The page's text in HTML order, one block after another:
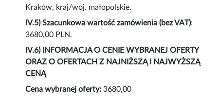
Kraków, kraj/woj. małopolskie.
IV.5) Szacunkowa wartość zamówienia (bez VAT):
3680,00 PLN.
IV.6) INFORMACJA O CENIE WYBRANEJ OFERTY
ORAZ O OFERTACH Z NAJNIŻSZĄ I NAJWYŻSZĄ
CENĄ
Cena wybranej oferty: 3680,00